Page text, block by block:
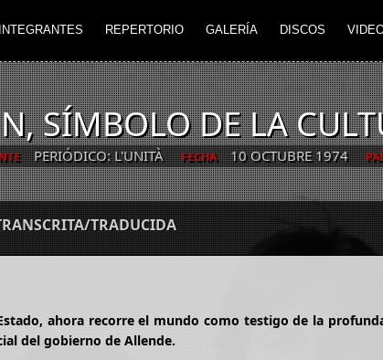
INTEGRANTES REPERTORIO GALERÍA DISCOS
SÍMBOLO DE LA
PERIÓDICO: L'UNITÀ FECHA 10 OCTUBRE 1974
TRADUCIDA
ahora recorre el mundo como testigo de la
del gobierno de Allende.